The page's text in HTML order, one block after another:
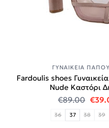
είναι: €20.00.
ΓΥΝΑΙΚΕΊΑ
Fardoulis shoes
Nude Καστόρι
€89.00 €
36 37 38 39